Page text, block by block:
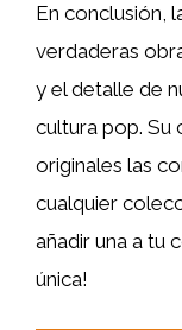
En conclusión,
verdaderas
y el detalle de
cultura pop. Su
originales las
cualquier
añadir una a tu
única!